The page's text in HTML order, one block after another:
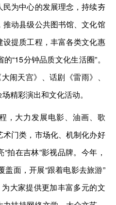
民为中心的发展理念，持续夯
动县级公共图书馆、文化馆
提质工程，丰富各类文化惠
“15分钟品质文化生活圈”。
闹天宫》、话剧《雷雨》、
精彩演出和文化活动。
，大力发展电影、油画、歌
门类，市场化、机制化办好
拍在吉林”影视品牌。今年，
盖面，开展“跟着电影去旅游”
大家提供更加丰富多元的文